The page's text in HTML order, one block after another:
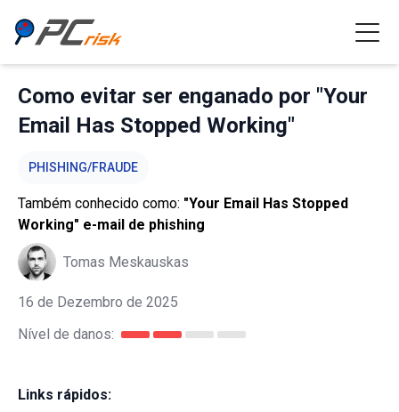
Como evitar ser enganado por "Your
Email Has Stopped Working"
PHISHING/FRAUDE
Também conhecido como: "Your Email Has Stopped
Working" e-mail de phishing
Tomas Meskauskas
16 de Dezembro de 2025
Nível de danos:
Links rápidos: